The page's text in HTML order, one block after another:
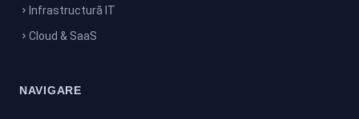
Infrastructură IT
Cloud & SaaS
NAVIGARE